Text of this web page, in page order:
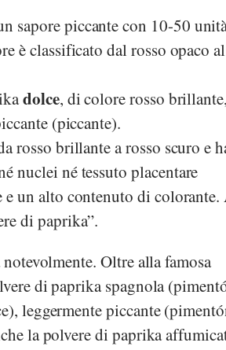
sapore piccante con 10-50
è classificato dal rosso opaco al
dolce, di colore rosso
(piccante).
rosso brillante a rosso scuro e
nuclei né tessuto placentare
un alto contenuto di colorante.
di paprika”.
Oltre alla famosa
di paprika spagnola
leggermente piccante
la polvere di paprika